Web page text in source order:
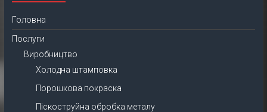
Головна
Послуги
Виробництво
Холодна штамповка
Порошкова покраска
Піскоструйна обробка металу